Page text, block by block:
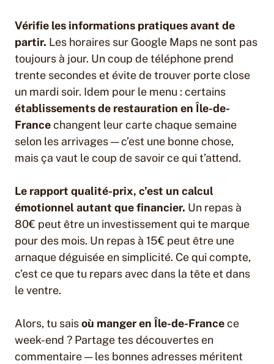
Vérifie les informations pratiques avant de
partir. Les horaires sur Google Maps ne sont pas
toujours à jour. Un coup de téléphone prend
trente secondes et évite de trouver porte close
un mardi soir. Idem pour le menu : certains
établissements de restauration en Île-de-
Francechangent leur carte chaque semaine
selon les arrivages — c’est une bonne chose,
mais ça vaut le coup de savoir ce qui t’attend.
Le rapport qualité-prix, c’est un calcul
émotionnel autant que financier. Un repas à
80€ peut être un investissement qui te marque
pour des mois. Un repas à 15€ peut être une
arnaque déguisée en simplicité. Ce qui compte,
c’est ce que tu repars avec dans la tête et dans
le ventre.
Alors, tu saisoù manger en Île-de-Francece
week-end ? Partage tes découvertes en
commentaire — les bonnes adresses méritent